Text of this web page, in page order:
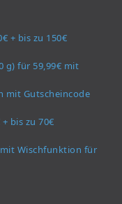
+ bis zu 150€
g) für 59,99€ mit
mit Gutscheincode
bis zu 70€
Wischfunktion für